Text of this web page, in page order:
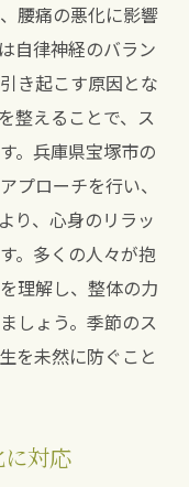
と栄養
勢と動作
腰痛対策術
ンニング
わせ方法
た施術
クゼーション法
ス強化
の実践的アプロ
たいこと
腰痛の悪化に影響
自律神経のバラン
き起こす原因とな
整えることで、ス
。兵庫県宝塚市の
プローチを行い、
り、心身のリラッ
。多くの人々が抱
理解し、整体の力
しょう。季節のス
を未然に防ぐこと
対応